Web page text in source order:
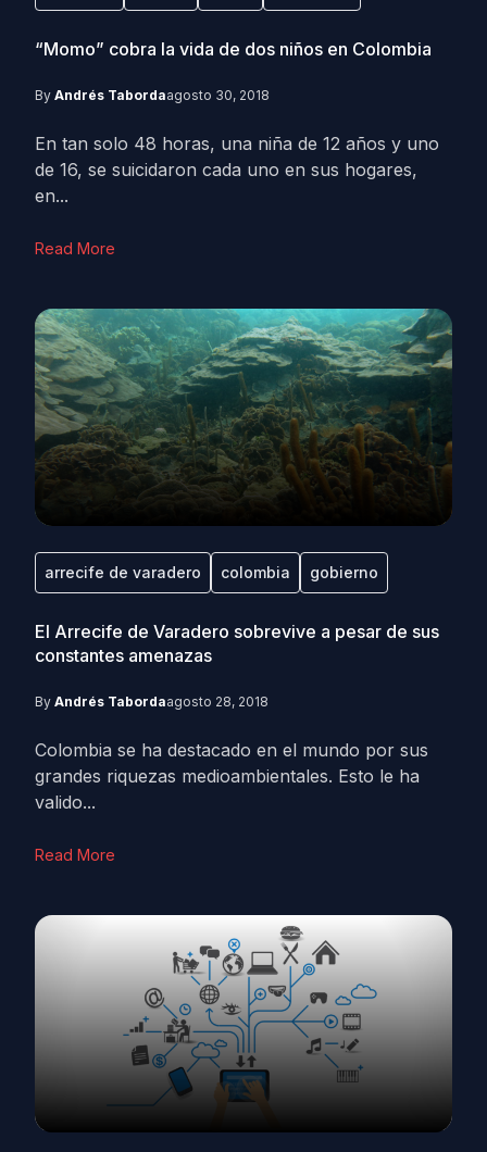
“Momo” cobra la vida de dos niños en Colombia
By Andrés Tabordaagosto 30, 2018
En tan solo 48 horas, una niña de 12 años y uno
de 16, se suicidaron cada uno en sus hogares,
en...
Read More
arrecife de varadero colombia gobierno
El Arrecife de Varadero sobrevive a pesar de sus
constantes amenazas
By Andrés Tabordaagosto 28, 2018
Colombia se ha destacado en el mundo por sus
grandes riquezas medioambientales. Esto le ha
valido...
Read More